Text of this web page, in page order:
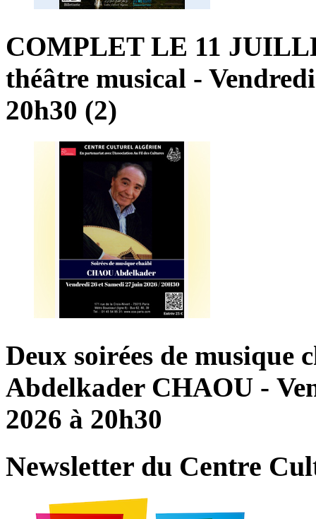
COMPLET LE 11
théâtre musical - Vendredi
20h30 (2)
Deux soirées de musique
Abdelkader CHAOU -
2026 à 20h30
Newsletter du Centre